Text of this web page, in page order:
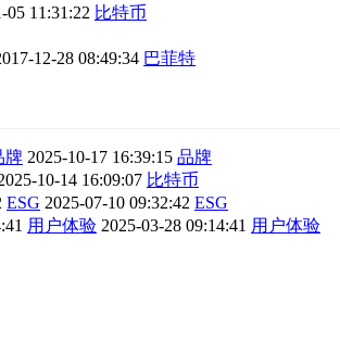
05 11:31:22 比特币
12-28 08:49:34 巴菲特
牌 2025-10-17 16:39:15 品牌
10-14 16:09:07 比特币
ESG 2025-07-10 09:32:42 ESG
用户体验 2025-03-28 09:14:41 用户体验